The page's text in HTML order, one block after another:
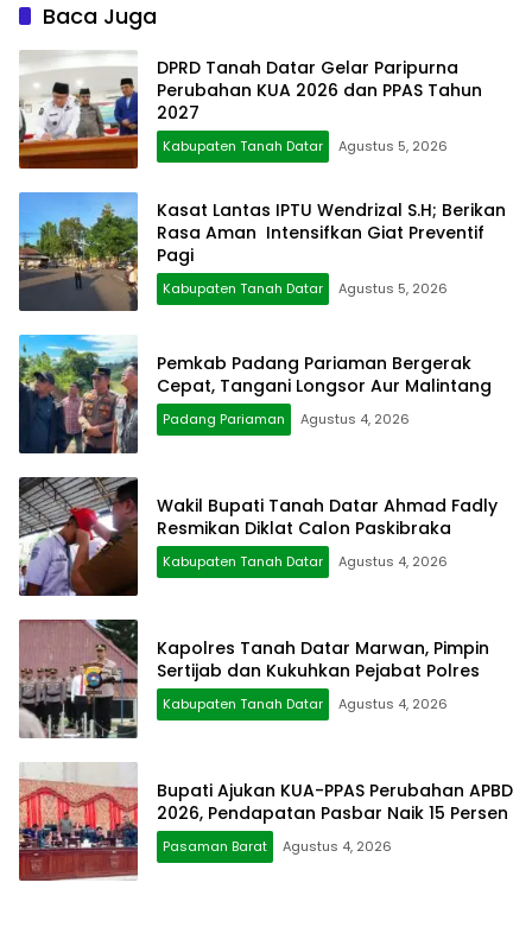
Baca Juga
DPRD Tanah Datar Gelar Paripurna
Perubahan KUA 2026 dan PPAS Tahun
2027
Kabupaten Tanah Datar Agustus 5, 2026
Kasat Lantas IPTU Wendrizal S.H; Berikan
Rasa Aman Intensifkan Giat Preventif
Pagi
Kabupaten Tanah Datar Agustus 5, 2026
Pemkab Padang Pariaman Bergerak
Cepat, Tangani Longsor Aur Malintang
Padang Pariaman Agustus 4, 2026
Wakil Bupati Tanah Datar Ahmad Fadly
Resmikan Diklat Calon Paskibraka
Kabupaten Tanah Datar Agustus 4, 2026
Kapolres Tanah Datar Marwan, Pimpin
Sertijab dan Kukuhkan Pejabat Polres
Kabupaten Tanah Datar Agustus 4, 2026
Bupati Ajukan KUA-PPAS Perubahan APBD
2026, Pendapatan Pasbar Naik 15 Persen
Pasaman Barat Agustus 4, 2026